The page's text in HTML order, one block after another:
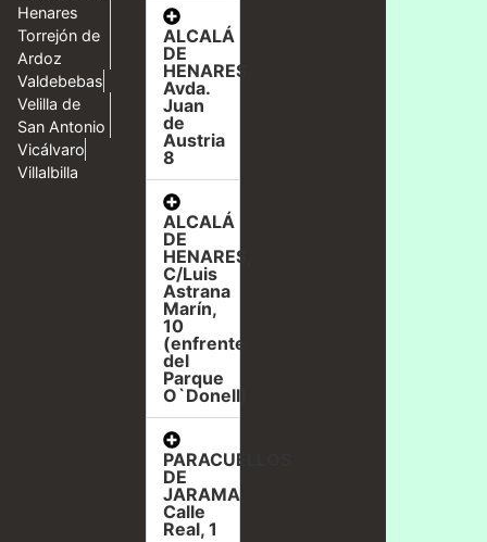
Henares
Torrejón de
Ardoz
Valdebebas
Velilla de
San Antonio
Vicálvaro
Villalbilla
ALCALÁ
DE
HENARES,
Avda.
Juan
de
Austria
8
ALCALÁ
DE
HENARES,
C/Luis
Astrana
Marín,
10
(enfrente
del
Parque
O`Donell)
PARACUELLOS
DE
JARAMA,
Calle
Real, 1